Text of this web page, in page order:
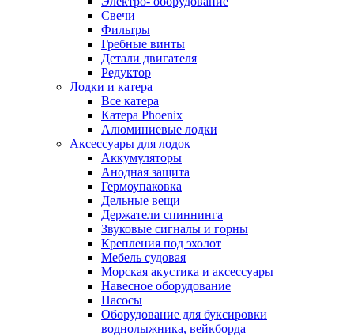
Свечи
Фильтры
Гребные винты
Детали двигателя
Редуктор
Лодки и катера
Все катера
Катера Phoenix
Алюминиевые лодки
Аксессуары для лодок
Аккумуляторы
Анодная защита
Гермоупаковка
Дельные вещи
Держатели спиннинга
Звуковые сигналы и горны
Крепления под эхолот
Мебель судовая
Морская акустика и аксессуары
Навесное оборудование
Насосы
Оборудование для буксировки
воднолыжника, вейкборда